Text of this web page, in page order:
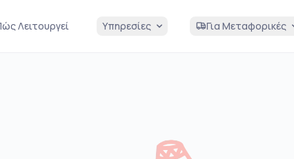
Λειτουργεί Υπηρεσίες Για Μεταφορικές